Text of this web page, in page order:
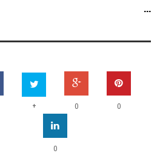
...
+ 0 0
0